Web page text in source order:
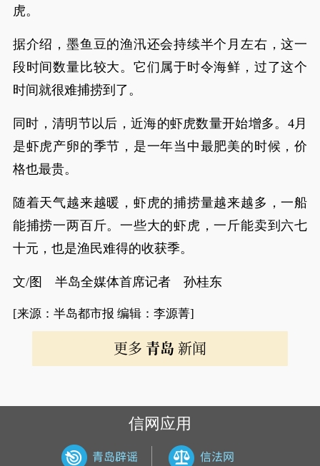
虎。
据介绍，墨鱼豆的渔汛还会持续半个月左右，这一
段时间数量比较大。它们属于时令海鲜，过了这个
时间就很难捕捞到了。
同时，清明节以后，近海的虾虎数量开始增多。4月
是虾虎产卵的季节，是一年当中最肥美的时候，价
格也最贵。
随着天气越来越暖，虾虎的捕捞量越来越多，一船
能捕捞一两百斤。一些大的虾虎，一斤能卖到六七
十元，也是渔民难得的收获季。
文/图 半岛全媒体首席记者 孙桂东
[来源：半岛都市报 编辑：李源菁]
更多 青岛 新闻
信网应用